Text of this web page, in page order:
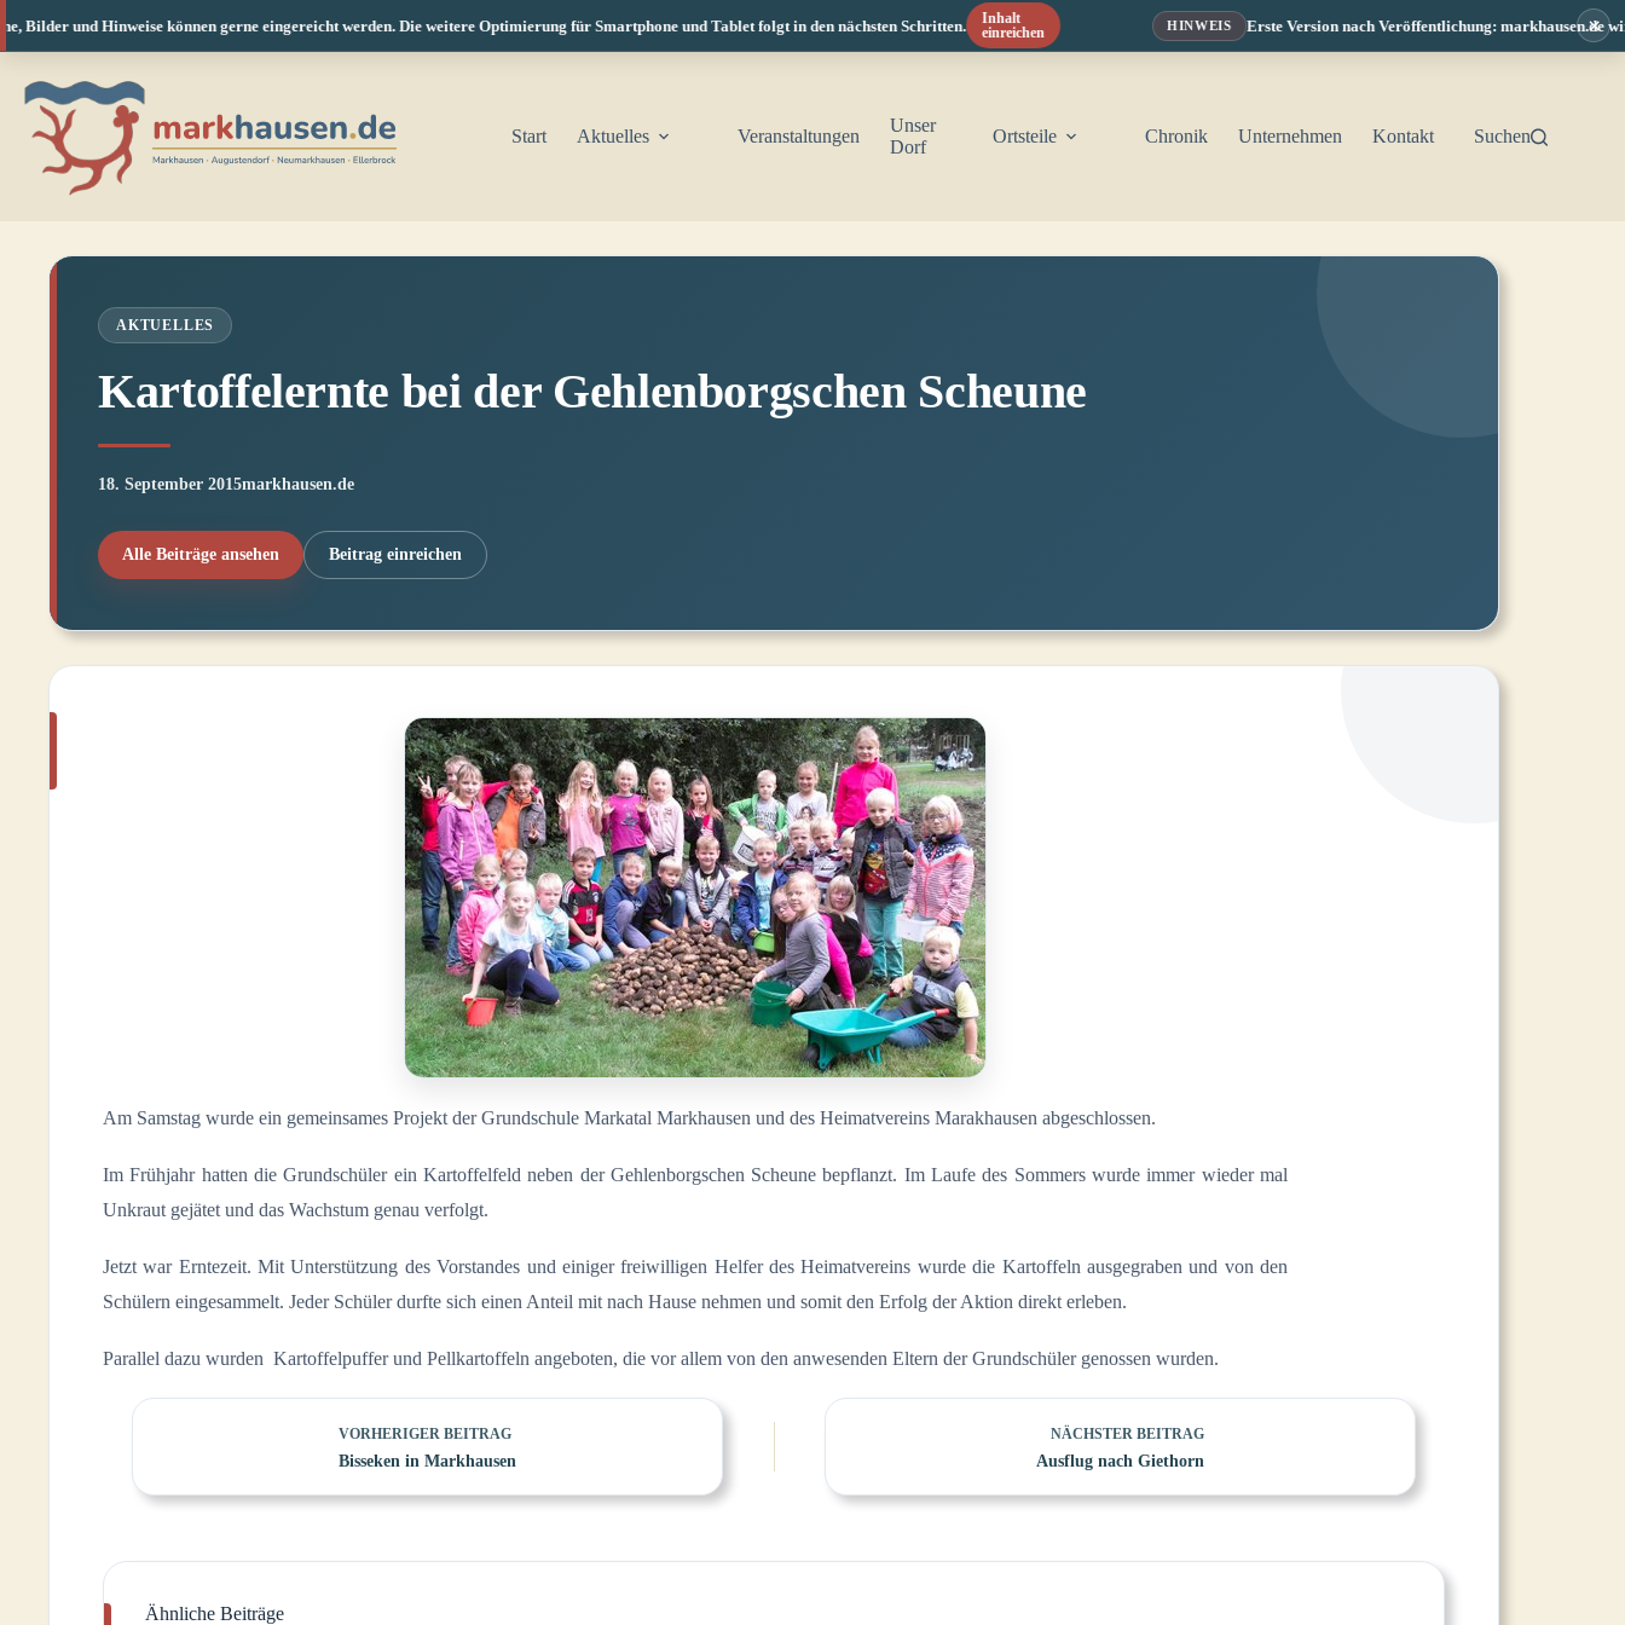
und Hinweise können gerne eingereicht werden. Die weitere Optimierung für Smartphone und Tablet folgt in den nächsten Schritten.
Inhalt
einreichen
HINWEIS Erste Version nach Veröffentlichung: markhausen.de×
Inhalt
springen
Start
Aktuelles Veranstaltungen
Unser
Dorf
Ortsteile Chronik Unternehmen Kontakt Suchen
AKTUELLES
Kartoffelernte bei der Gehlenborgschen Scheune
18. September 2015markhausen.de
Alle Beiträge ansehen Beitrag einreichen
Am Samstag wurde ein gemeinsames Projekt der Grundschule Markatal Markhausen und des Heimatvereins Marakhausen abgeschlossen.
Im Frühjahr hatten die Grundschüler ein Kartoffelfeld neben der Gehlenborgschen Scheune bepflanzt. Im Laufe des Sommers wurde immer wieder mal
Unkraut gejätet und das Wachstum genau verfolgt.
Jetzt war Erntezeit. Mit Unterstützung des Vorstandes und einiger freiwilligen Helfer des Heimatvereins wurde die Kartoffeln ausgegraben und von den
Schülern eingesammelt. Jeder Schüler durfte sich einen Anteil mit nach Hause nehmen und somit den Erfolg der Aktion direkt erleben.
Parallel dazu wurden Kartoffelpuffer und Pellkartoffeln angeboten, die vor allem von den anwesenden Eltern der Grundschüler genossen wurden.
VORHERIGER BEITRAG
Bisseken in Markhausen
NÄCHSTERBEITRAG
Ausflug nach Giethorn
Ähnliche Beiträge